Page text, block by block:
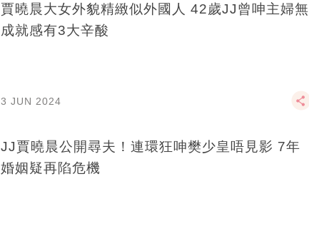
賈曉晨大女外貌精緻似外國人 42歲JJ曾呻主婦無
成就感有3大辛酸
3 JUN 2024
JJ賈曉晨公開尋夫！連環狂呻樊少皇唔見影 7年
婚姻疑再陷危機